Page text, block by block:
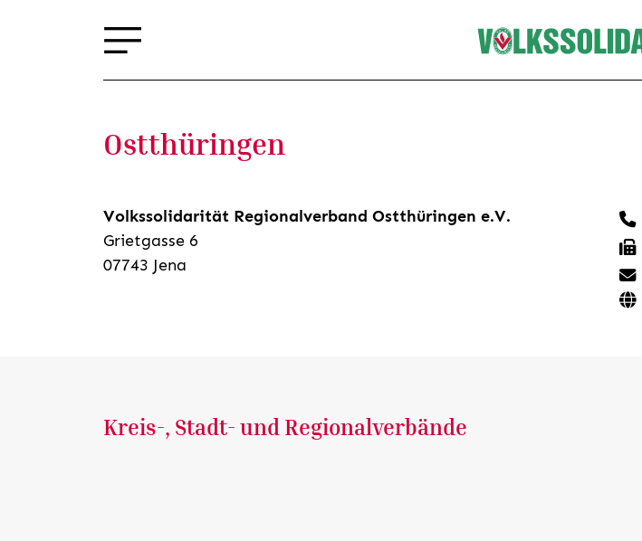
Ostthüringen
Volkssolidarität Regionalverband Ostthüringen e.V.
Grietgasse 6
07743 Jena
Kreis-, Stadt- und Regionalverbände